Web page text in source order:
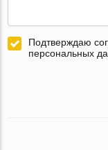
Подтверждаю
персональных